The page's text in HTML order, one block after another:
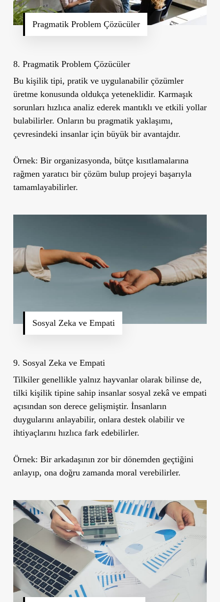
Pragmatik Problem Çözücüler
8. Pragmatik Problem Çözücüler
Bu kişilik tipi, pratik ve uygulanabilir çözümler
üretme konusunda oldukça yeteneklidir. Karmaşık
sorunları hızlıca analiz ederek mantıklı ve etkili yollar
bulabilirler. Onların bu pragmatik yaklaşımı,
çevresindeki insanlar için büyük bir avantajdır.
Örnek: Bir organizasyonda, bütçe kısıtlamalarına
rağmen yaratıcı bir çözüm bulup projeyi başarıyla
tamamlayabilirler.
Sosyal Zeka ve Empati
9. Sosyal Zeka ve Empati
Tilkiler genellikle yalnız hayvanlar olarak bilinse de,
tilki kişilik tipine sahip insanlar sosyal zekâ ve empati
açısından son derece gelişmiştir. İnsanların
duygularını anlayabilir, onlara destek olabilir ve
ihtiyaçlarını hızlıca fark edebilirler.
Örnek: Bir arkadaşının zor bir dönemden geçtiğini
anlayıp, ona doğru zamanda moral verebilirler.